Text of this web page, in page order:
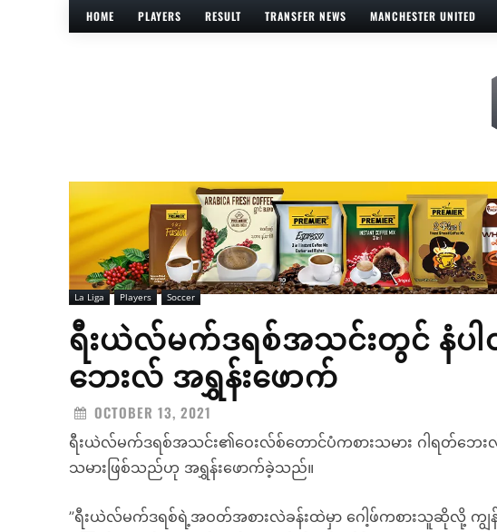
HOME PLAYERS RESULT TRANSFER NEWS MANCHESTER UNITED
La Liga Players Soccer
ရီးယဲလ်မက်ဒရစ်အသင်းတွင် နံပ
ဘေးလ် အရွှန်းဖောက်
OCTOBER 13, 2021
ရီးယဲလ်မက်ဒရစ်အသင်း၏ဝေးလ်စ်တောင်ပံကစားသမား ဂါရတ်ဘ
သမားဖြစ်သည်ဟု အရွှန်းဖောက်ခဲ့သည်။
”ရီးယဲလ်မက်ဒရစ်ရဲ့အဝတ်အစားလဲခန်းထဲမှာ ဂေါ့ဖ်ကစားသူဆိုလို့ ကျွန်